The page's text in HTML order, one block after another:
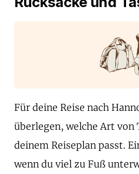
Für deine Reise nach
überlegen, welche Art von
deinem Reiseplan passt.
wenn du viel zu Fuß